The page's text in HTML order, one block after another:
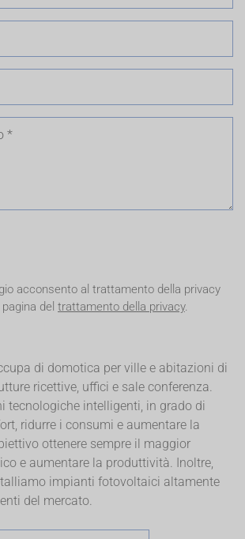
acconsento al trattamento della privacy
del trattamento della privacy.
di domotica per ville e abitazioni di
ricettive, uffici e sale conferenza.
tecnologiche intelligenti, in grado di
ridurre i consumi e aumentare la
ottenere sempre il maggior
e aumentare la produttività. Inoltre,
impianti fotovoltaici altamente
del mercato.